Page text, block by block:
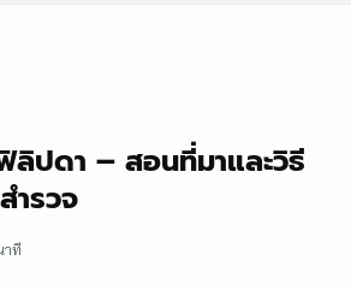
ปดา – สอนที่มาและวิธี
ำรวจ
ที